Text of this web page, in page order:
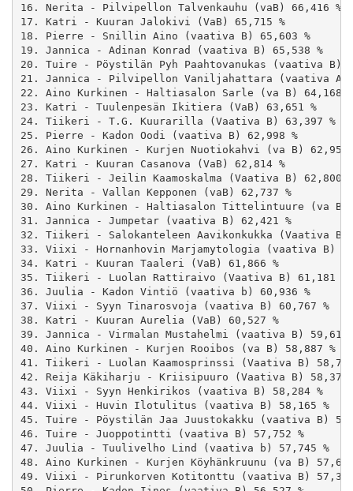
16. Nerita - Pilvipellon Talvenkauhu (vaB) 66,416 %
17. Katri - Kuuran Jalokivi (VaB) 65,715 %
18. Pierre - Snillin Aino (vaativa B) 65,603 %
19. Jannica - Adinan Konrad (vaativa B) 65,538 %
20. Tuire - Pöystilän Pyh Paahtovanukas (vaativa B)
21. Jannica - Pilvipellon Vaniljahattara (vaativa A)
22. Aino Kurkinen - Haltiasalon Sarle (va B) 64,168
23. Katri - Tuulenpesän Ikitiera (VaB) 63,651 %
24. Tiikeri - T.G. Kuurarilla (Vaativa B) 63,397 %
25. Pierre - Kadon Oodi (vaativa B) 62,998 %
26. Aino Kurkinen - Kurjen Nuotiokahvi (va B) 62,952
27. Katri - Kuuran Casanova (VaB) 62,814 %
28. Tiikeri - Jeilin Kaamoskalma (Vaativa B) 62,800
29. Nerita - Vallan Kepponen (vaB) 62,737 %
30. Aino Kurkinen - Haltiasalon Tittelintuure (va B)
31. Jannica - Jumpetar (vaativa B) 62,421 %
32. Tiikeri - Salokanteleen Aavikonkukka (Vaativa B)
33. Viixi - Hornanhovin Marjamytologia (vaativa B)
34. Katri - Kuuran Taaleri (VaB) 61,866 %
35. Tiikeri - Luolan Rattiraivo (Vaativa B) 61,181 %
36. Juulia - Kadon Vintiö (vaativa b) 60,936 %
37. Viixi - Syyn Tinarosvoja (vaativa B) 60,767 %
38. Katri - Kuuran Aurelia (VaB) 60,527 %
39. Jannica - Virmalan Mustahelmi (vaativa B) 59,612
40. Aino Kurkinen - Kurjen Rooibos (va B) 58,887 %
41. Tiikeri - Luolan Kaamosprinssi (Vaativa B) 58,715
42. Reija Käkiharju - Kriisipuuro (Vaativa B) 58,376
43. Viixi - Syyn Henkirikos (vaativa B) 58,284 %
44. Viixi - Huvin Ilotulitus (vaativa B) 58,165 %
45. Tuire - Pöystilän Jaa Juustokakku (vaativa B)
46. Tuire - Juoppotintti (vaativa B) 57,752 %
47. Juulia - Tuulivelho Lind (vaativa b) 57,745 %
48. Aino Kurkinen - Kurjen Köyhänkruunu (va B)
49. Viixi - Pirunkorven Kotitonttu (vaativa B) 57,338